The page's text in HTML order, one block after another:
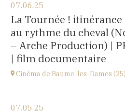
église Saint-Martin,
place St Martin, 25110 Baume-
at17H00
07.06.25
La Tournée ! itinérance
au rythme du cheval
– Arche Production) |
| film documentaire
Cinéma de Baume-les-Dames (25)
07.05.25